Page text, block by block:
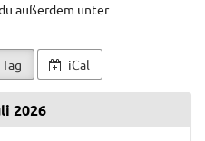
außerdem unter
Tag iCal
2026